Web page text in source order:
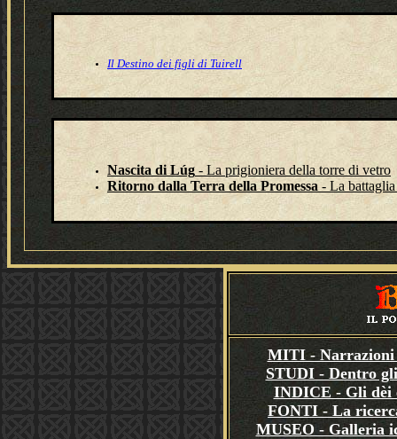
Il Destino dei figli di Tuirell
Nascita di Lúg - La prigioniera della torre di vetro
Ritorno dalla Terra della Promessa - La
MITI - Narrazioni
STUDI - Dentro
INDICE - Gli dèi
FONTI - La
MUSEO - Galleria